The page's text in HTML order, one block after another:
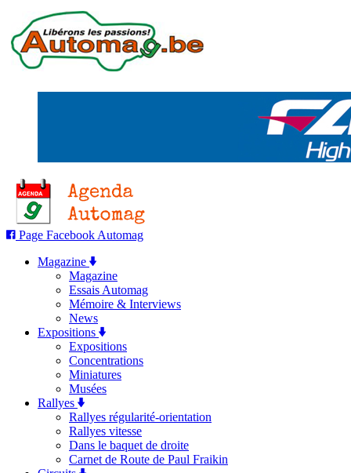
Page Facebook Automag
Magazine
Magazine
Essais Automag
Mémoire & Interviews
News
Expositions
Expositions
Concentrations
Miniatures
Musées
Rallyes
Rallyes régularité-orientation
Rallyes vitesse
Dans le baquet de droite
Carnet de Route de Paul Fraikin